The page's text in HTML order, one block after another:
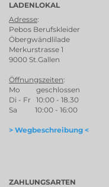
LADENLOKAL
Adresse:
Pebos Berufskleider
Öbergwändlilade
Merkurstrasse 1
9000 St.Gallen
Öffnungszeiten:
Mo geschlossen
Di - Fr 10:00 - 18.30
Sa 10:00 - 16:00
> Wegbeschreibung <
ZAHLUNGSARTEN